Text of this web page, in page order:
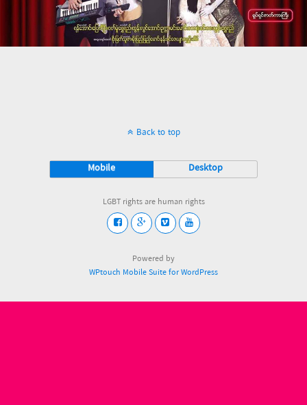
Back to top
Mobile Desktop
LGBT rights are human rights
Powered by
WPtouch Mobile Suite for WordPress